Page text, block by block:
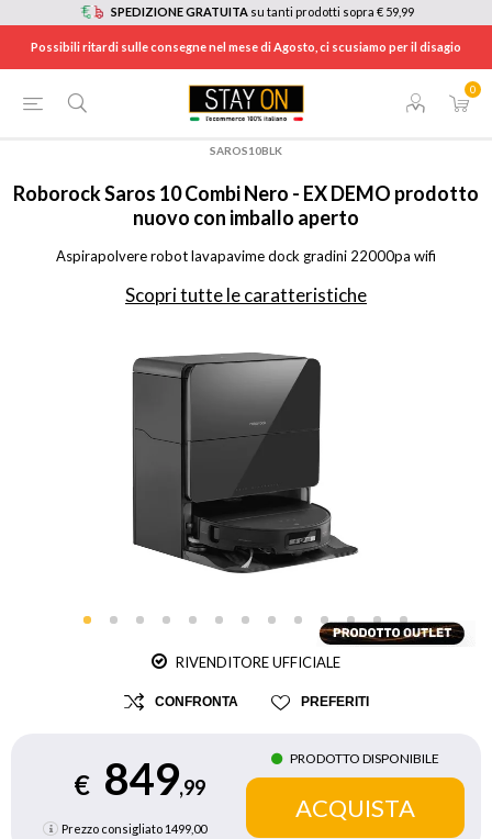
SPEDIZIONE GRATUITA su tanti prodotti sopra € 59,99
Possibili ritardi sulle consegne nel mese di Agosto, ci scusiamo per il disagio
0
/ ELETTRODOMESTICI
SAROS10BLK
RoborockSaros 10 Combi Nero - EX DEMO prodotto
nuovo con imballo aperto
Aspirapolvere robot lavapavime dock gradini 22000pa wifi
Scopri tutte le caratteristiche
RIVENDITORE UFFICIALE
CONFRONTA PREFERITI
€ 849,99
Prezzo consigliato 1499,00
PRODOTTO DISPONIBILE